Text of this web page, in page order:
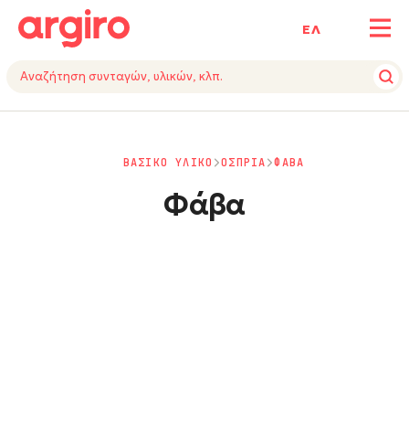
ΕΛ
ΒΑΣΙΚΟ ΥΛΙΚΟ ΟΣΠΡΙΑ ΦΑΒΑ
Φάβα